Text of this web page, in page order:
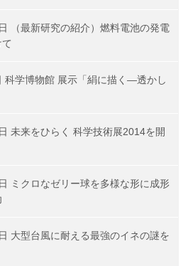
（最新研究の紹介）燃料電池の発電
科学博物館 展示「絹に描く―透かし
未来をひらく 科学技術展2014を開
ミクロなゼリー球を多様な形に成形
大型台風に耐える最強のイネの謎を